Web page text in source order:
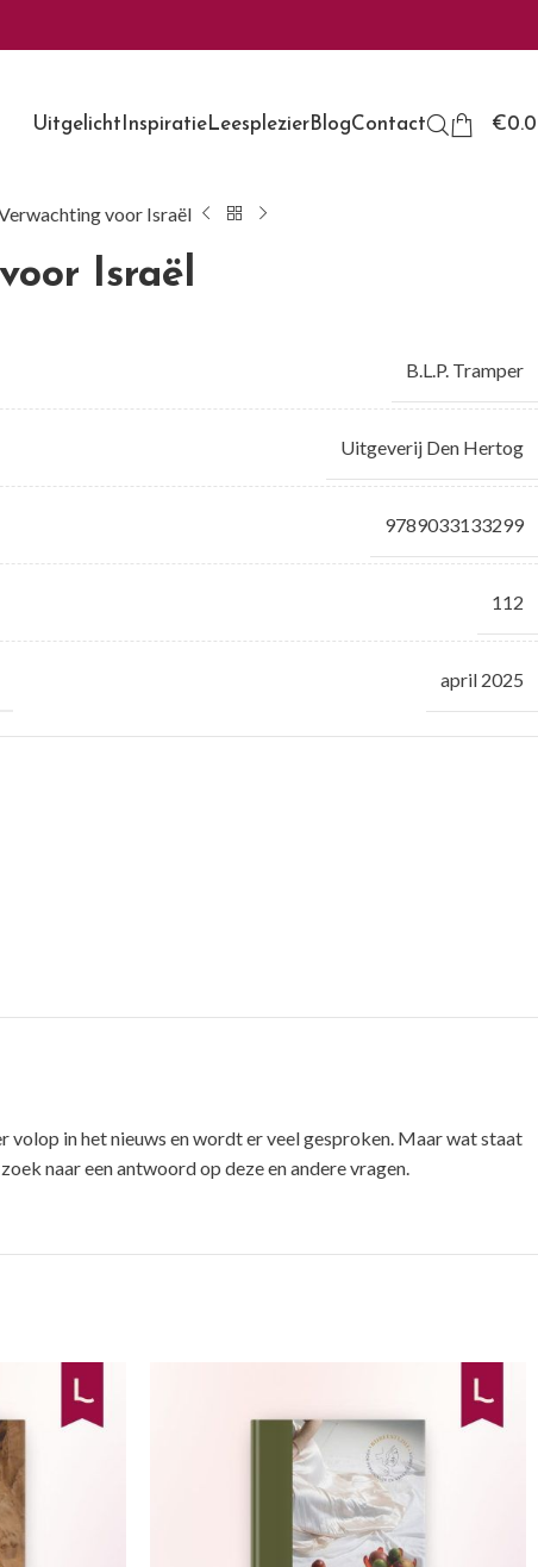
Uitgelicht InspiratieLeesplezierBlogContact €
voor Israël
Israël
B.L.P. Tramper
Uitgeverij Den Hertog
9789033133299
112
april 2025
in het nieuws en wordt er veel gesproken. Maar wat staat
naar een antwoord op deze en andere vragen.